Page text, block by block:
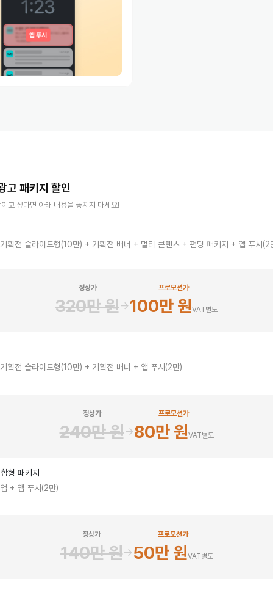
고 패키지 할인
고 싶다면 아래 내용을 놓치지 마세요!
획전 슬라이드형(10만) + 기획전 배너 + 멀티 콘텐츠 + 펀딩 패키지 + 앱 푸시(2
정상가
320만 원→
프로모션가
100만 원VAT별도
획전 슬라이드형(10만) + 기획전 배너 + 앱 푸시(2만)
정상가
240만 원→
프로모션가
80만 원VAT별도
형 패키지
+ 앱 푸시(2만)
정상가
140만 원→
프로모션가
50만 원VAT별도